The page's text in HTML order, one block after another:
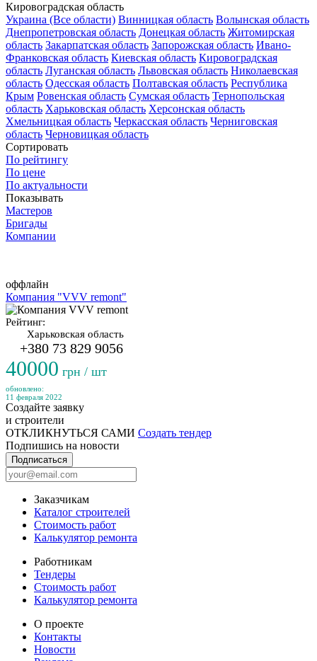
Кировоградская область
Украина (Все области) Винницкая область Волынская область
Днепропетровская область Донецкая область Житомирская
область Закарпатская область Запорожская область Ивано-
Франковская область Киевская область Кировоградская
область Луганская область Львовская область Николаевская
область Одесская область Полтавская область Республика
Крым Ровенская область Сумская область Тернопольская
область Харьковская область Херсонская область
Хмельницкая область Черкасская область Черниговская
область Черновицкая область
Сортировать
По рейтингу
По цене
По актуальности
Показывать
Мастеров
Бригады
Компании
оффлайн
Компания "VVV remont"
Рейтинг:
Харьковская область
+380 73 829 9056
40000 грн / шт
обновлено:
11 февраля 2022
Создайте заявку
и строители
ОТКЛИКНУТЬСЯ САМИ Создать тендер
Подпишись на новости
Подписаться
Заказчикам
Каталог строителей
Стоимость работ
Калькулятор ремонта
Работникам
Тендеры
Стоимость работ
Калькулятор ремонта
О проекте
Контакты
Новости